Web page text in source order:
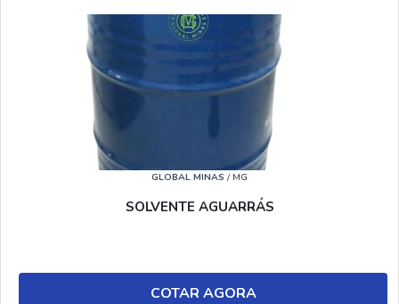
GLOBAL MINAS / MG
SOLVENTE AGUARRÁS
COTAR AGORA